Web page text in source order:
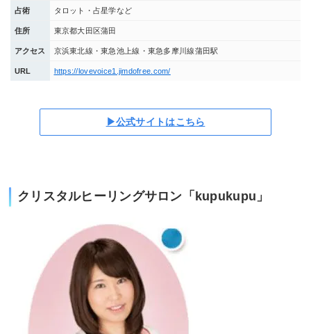
占術 タロット・占星学など
住所 東京都大田区蒲田
アクセス 京浜東北線・東急池上線・東急多摩川線蒲田駅
URL https://lovevoice1.jimdofree.com/
▶公式サイトはこちら
クリスタルヒーリングサロン「kupukupu」